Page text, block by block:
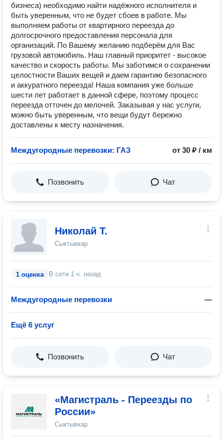
бизнеса) необходимо найти надёжного исполнителя и
быть уверенным, что не будет сбоев в работе. Мы
выполняем работы от квартирного переезда до
долгосрочного предоставления персонала для
организаций. По Вашему желанию подберём для Вас
грузовой автомобиль. Наш главный приоритет - высокое
качество и скорость работы. Мы заботимся о сохранении
целостности Ваших вещей и даем гарантию безопасного
и аккуратного переезда! Наша компания уже больше
шести лет работает в данной сфере, поэтому процесс
переезда отточен до мелочей. Заказывая у нас услуги,
можно быть уверенным, что вещи будут бережно
доставлены к месту назначения.
Междугородные перевозки: ГАЗ от 30 ₽ / км
Позвонить Чат
Николай Т.
Сыктывкар
1 оценка В сети 1 ч. назад
Междугородные перевозки —
Ещё 6 услуг
Позвонить Чат
«Магистраль - Переезды по
России»
Сыктывкар